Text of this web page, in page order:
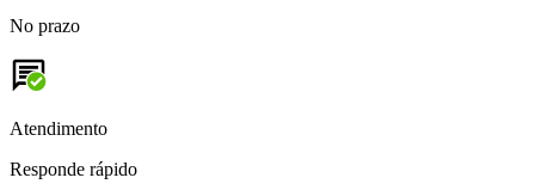
No prazo
Atendimento
Responde rápido